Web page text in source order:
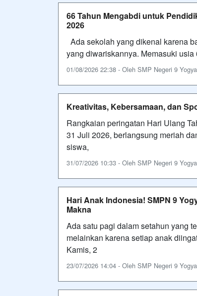
66 Tahun Mengabdi untuk
2026
Ada sekolah yang dikenal karena
yang diwariskannya. Memasuki
01/08/2026 22:38 - Oleh SMP Negeri 9
Kreativitas, Kebersamaan, dan
Rangkaian peringatan Hari Ulang
31 Juli 2026, berlangsung meriah
siswa,
31/07/2026 10:33 - Oleh SMP Negeri 9
Hari Anak Indonesia! SMPN 9
Makna
Ada satu pagi dalam setahun yang
melainkan karena setiap anak
Kamis, 2
23/07/2026 14:04 - Oleh SMP Negeri 9